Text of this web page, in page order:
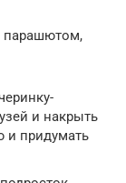
парашютом,
и накрыть
и придумать